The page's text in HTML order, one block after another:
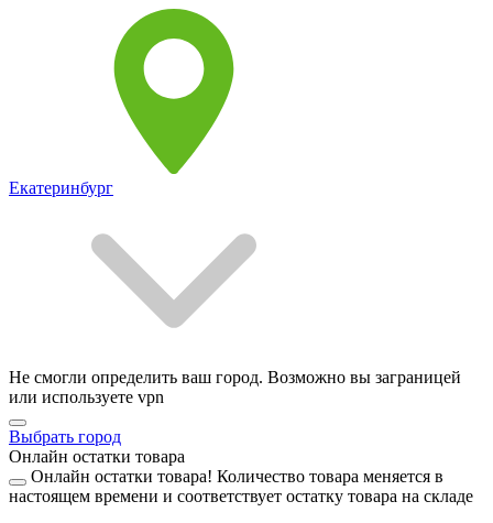
Екатеринбург
Не смогли определить ваш город. Возможно вы заграницей
или используете vpn
Выбрать город
Онлайн остатки товара
Онлайн остатки товара! Количество товара меняется в
настоящем времени и соответствует остатку товара на складе